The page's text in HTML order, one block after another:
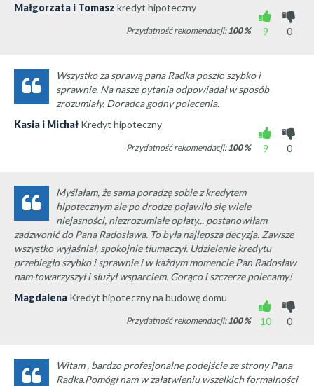
Małgorzata i Tomasz kredyt hipoteczny
9
0
Przydatność rekomendacji: 100 %
Wszystko za sprawą pana Radka poszło szybko i
sprawnie. Na nasze pytania odpowiadał w sposób
zrozumiały. Doradca godny polecenia.
Kasia i Michał Kredyt hipoteczny
9
0
Przydatność rekomendacji: 100 %
Myślałam, że sama poradzę sobie z kredytem
hipotecznym ale po drodze pojawiło się wiele
niejasności, niezrozumiałe opłaty... postanowiłam
zadzwonić do Pana Radosława. To była najlepsza decyzja. Zawsze
wszystko wyjaśniał, spokojnie tłumaczył. Udzielenie kredytu
przebiegło szybko i sprawnie i w każdym momencie Pan Radosław
nam towarzyszył i służył wsparciem. Gorąco i szczerze polecamy!
Magdalena Kredyt hipoteczny na budowę domu
10
0
Przydatność rekomendacji: 100 %
Witam , bardzo profesjonalne podejście ze strony Pana
Radka.Pomógł nam w załatwieniu wszelkich formalności